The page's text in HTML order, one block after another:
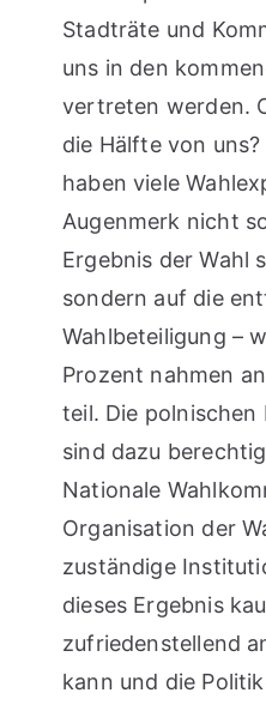
Stadträte und
uns in den
vertreten werden.
die Hälfte von
haben viele
Augenmerk nicht
Ergebnis der Wahl
sondern auf die
Wahlbeteiligung –
Prozent nahmen
teil. Die polnischen
sind dazu
Nationale
Organisation der
zuständige
dieses Ergebnis
zufriedenstellend
kann und die